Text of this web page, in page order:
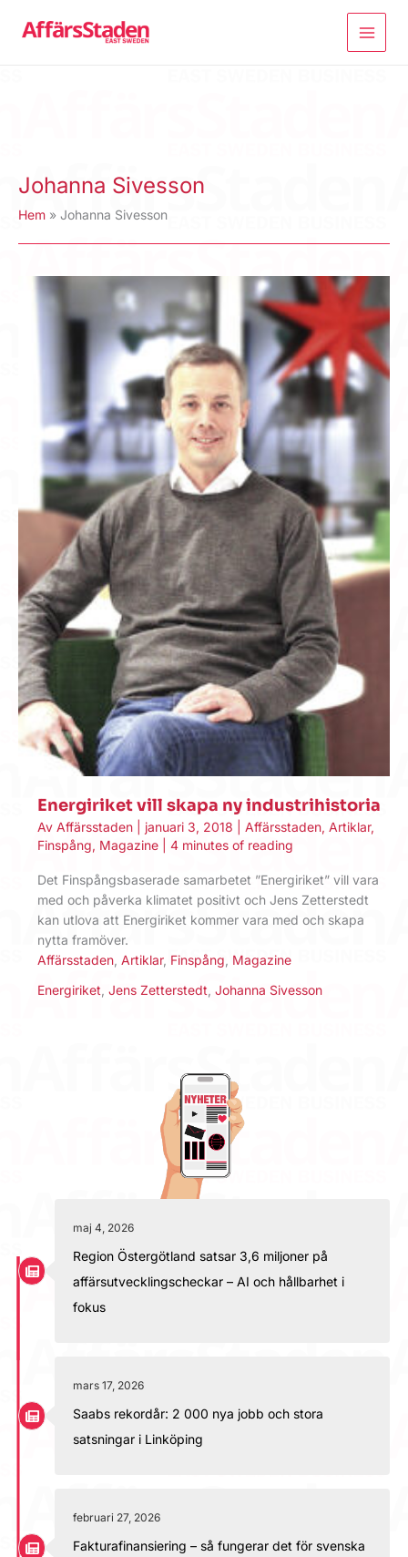
Johanna Sivesson
Hem Johanna Sivesson
Energiriket vill skapa ny industrihistoria
Av Affärsstaden januari 3, 2018 Affärsstaden, Artiklar,
Finspång, Magazine 4 minutes of reading
Det Finspångsbaserade samarbetet ”Energiriket” vill vara
med och påverka klimatet positivt och Jens Zetterstedt
kan utlova att Energiriket kommer vara med och skapa
nytta framöver.
Affärsstaden Artiklar, Finspång Magazine
Energiriket, Jens Zetterstedt, Johanna Sivesson
maj 4, 2026
Region Östergötland satsar 3,6 miljoner på
affärsutvecklingscheckar – AI och hållbarhet i
fokus
mars 17, 2026
Saabs rekordår: 2 000 nya jobb och stora
satsningar i Linköping
februari 27, 2026
Fakturafinansiering – så fungerar det för svenska